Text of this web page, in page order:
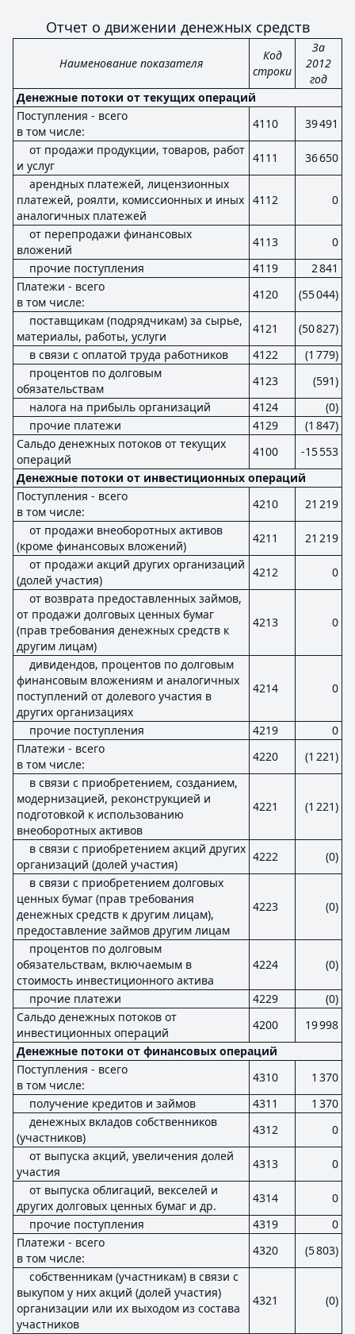
Отчет о движении денежных средств
Наименование показателя
Код
строки
За
2012
год
Денежные потоки от текущих операций
Поступления - всего
в том числе:
4110
39 491
от продажи продукции, товаров, работ
и услуг
4111
36 650
арендных платежей, лицензионных
платежей, роялти, комиссионных и иных
аналогичных платежей
4112 0
от перепродажи финансовых
вложений
4113
0
прочие поступления
4119
2 841
Платежи - всего
в том числе:
4120
(55 044)
поставщикам (подрядчикам) за сырье,
материалы, работы, услуги
4121
(50 827)
в связи с оплатой труда работников
4122
(1 779)
процентов по долговым
обязательствам
4123
(591)
налога на прибыль организаций
4124
(0)
прочие платежи
4129
(1 847)
Сальдо денежных потоков от текущих
операций
4100
-15 553
Денежные потоки от инвестиционных операций
Поступления - всего
в том числе:
4210
21 219
от продажи внеоборотных активов
(кроме финансовых вложений)
4211
21 219
от продажи акций других организаций
(долей участия)
4212
0
от возврата предоставленных займов,
от продажи долговых ценных бумаг
(прав требования денежных средств к
другим лицам)
4213 0
дивидендов, процентов по долговым
финансовым вложениям и аналогичных
поступлений от долевого участия в
других организациях
4214 0
прочие поступления 4219
0
Платежи - всего
в том числе:
4220
(1 221)
в связи с приобретением, созданием,
модернизацией, реконструкцией и
подготовкой к использованию
внеоборотных активов
4221 (1 221)
в связи с приобретением акций других
организаций (долей участия)
4222
(0)
в связи с приобретением долговых
ценных бумаг (прав требования
денежных средств к другим лицам),
предоставление займов другим лицам
4223 (0)
процентов по долговым
обязательствам, включаемым в
стоимость инвестиционного актива
4224 (0)
прочие платежи 4229
(0)
Сальдо денежных потоков от
инвестиционных операций
4200
19 998
Денежные потоки от финансовых операций
Поступления - всего
в том числе:
4310
1 370
получение кредитов и займов
4311
1 370
денежных вкладов собственников
(участников)
4312
0
от выпуска акций, увеличения долей
участия
4313
0
от выпуска облигаций, векселей и
других долговых ценных бумаг и др.
4314
0
прочие поступления
4319
0
Платежи - всего
в том числе:
4320
(5 803)
собственникам (участникам) в связи с
выкупом у них акций (долей участия)
организации или их выходом из состава
участников
4321 (0)